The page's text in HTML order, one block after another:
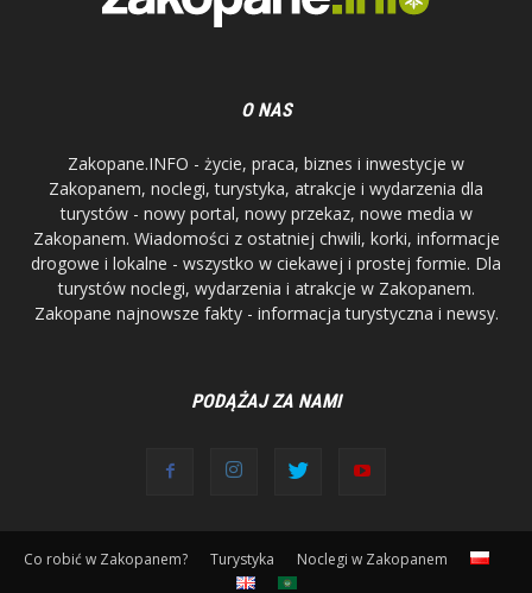
O NAS
Zakopane.INFO - życie, praca, biznes i inwestycje w
Zakopanem, noclegi, turystyka, atrakcje i wydarzenia dla
turystów - nowy portal, nowy przekaz, nowe media w
Zakopanem. Wiadomości z ostatniej chwili, korki, informacje
drogowe i lokalne - wszystko w ciekawej i prostej formie. Dla
turystów noclegi, wydarzenia i atrakcje w Zakopanem.
Zakopane najnowsze fakty - informacja turystyczna i newsy.
PODĄŻAJ ZA NAMI
Co robić w Zakopanem? Turystyka Noclegi w Zakopanem